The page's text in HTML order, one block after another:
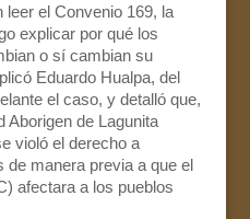
el Convenio 169, la
explicar por qué los
o sí cambian su
Eduardo Hualpa, del
el caso, y detalló que,
Aborigen de Lagunita
violó el derecho a
de manera previa a que el
afectara a los pueblos